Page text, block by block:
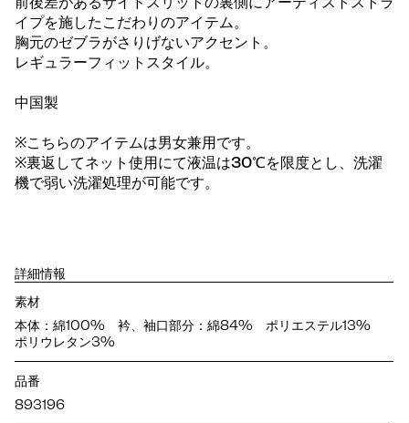
イプを施したこだわりのアイテム。
胸元のゼブラがさりげないアクセント。
レギュラーフィットスタイル。
中国製
※こちらのアイテムは男女兼用です。
※裏返してネット使用にて液温は30℃を限度とし、洗濯
機で弱い洗濯処理が可能です。
詳細情報
素材
本体：綿100% 衿、袖口部分：綿84% ポリエステル13%
ポリウレタン3%
品番
893196